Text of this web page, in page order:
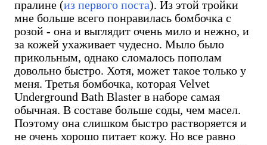
пралине (из первого поста). Из этой тройки
мне больше всего понравилась бомбочка с
розой - она и выглядит очень мило и нежно, и
за кожей ухаживает чудесно. Мыло было
прикольным, однако сломалось пополам
довольно быстро. Хотя, может такое только у
меня. Третья бомбочка, которая Velvet
Underground Bath Blaster в наборе самая
обычная. В составе больше соды, чем масел.
Поэтому она слишком быстро растворяется и
не очень хорошо питает кожу. Но все равно